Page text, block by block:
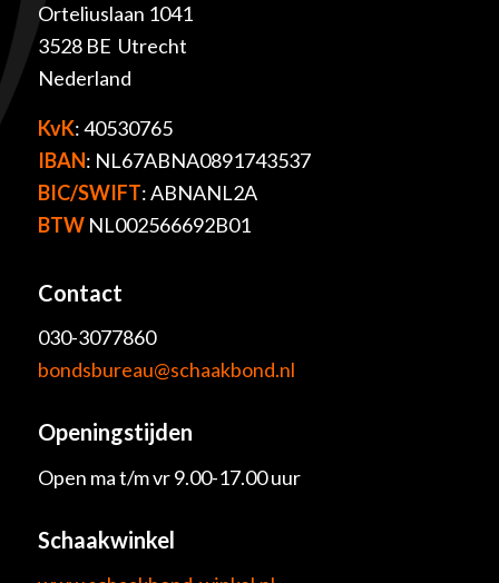
Orteliuslaan 1041
3528 BE Utrecht
Nederland
KvK: 40530765
IBAN: NL67ABNA0891743537
BIC/SWIFT: ABNANL2A
BTWNL002566692B01
Contact
030-3077860
bondsbureau@schaakbond.nl
Openingstijden
Open ma t/m vr 9.00-17.00 uur
Schaakwinkel